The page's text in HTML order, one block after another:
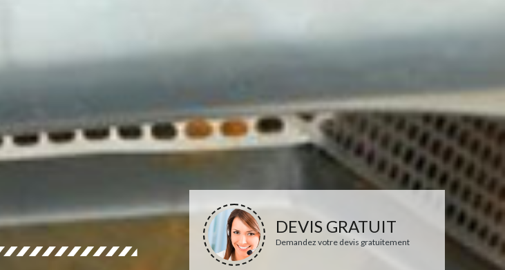
DEVIS GRATUIT
Demandez votre devis gratuitement